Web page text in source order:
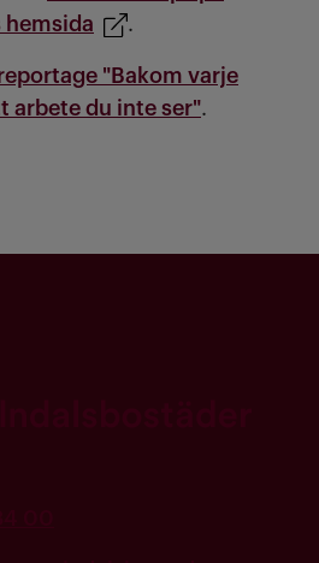
hemsida
.
"Bakom varje
arbete du inte ser".